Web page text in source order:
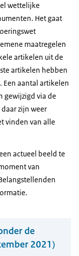
wettelijke
Het gaat
maatregelen
artikelen uit de
artikelen hebben
Een aantal artikelen
gewijzigd via de
zijn weer
vinden van alle
actueel beeld te
van
de
2021)